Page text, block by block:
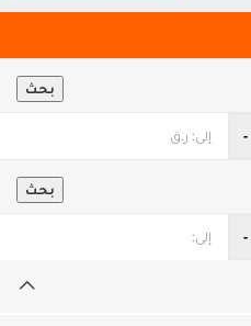
بحث
‐
بحث
‐